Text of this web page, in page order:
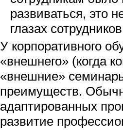
развиваться, это
глазах
У корпоративного
«внешнего» (когда
«внешние»
преимуществ.
адаптированных
развитие